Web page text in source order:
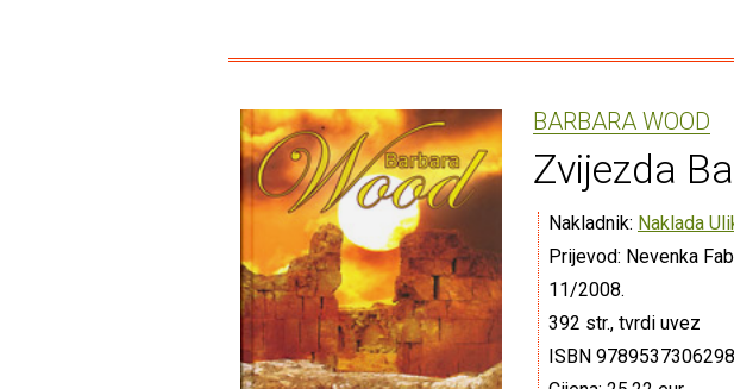
BARBARA WOOD
Zvijezda
Nakladnik: Naklada
Prijevod: Nevenka
11/2008.
392 str., tvrdi uvez
ISBN 9789537306298